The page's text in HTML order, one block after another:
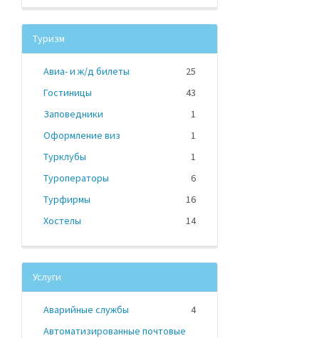
Туризм
Авиа- и ж/д билеты
25
Гостиницы
43
Заповедники
1
Оформление виз
1
Турклубы
1
Туроператоры
6
Турфирмы
16
Хостелы
14
Услуги
Аварийные службы
4
Автоматизированные почтовые